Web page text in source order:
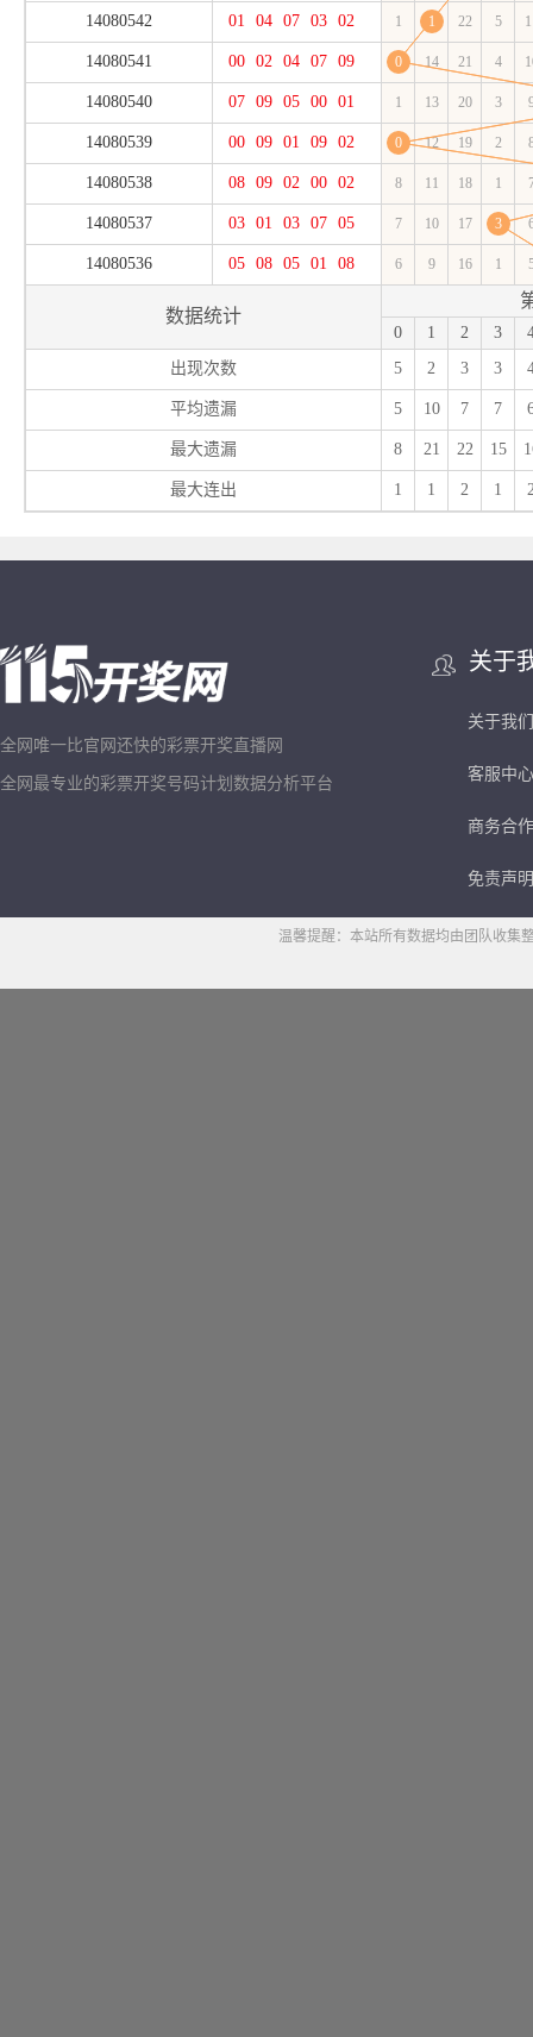
14080542 01 04 07 03 02 1 1 22 5
14080541 00 02 04 07 09 0 14 21 4
14080540 07 09 05 00 01 1 13 20 3
14080539 00 09 01 09 02 0 12 19 2
14080538 08 09 02 00 02 8 11 18 1
14080537 03 01 03 07 05 7 10 17 3
14080536 05 08 05 01 08 6 9 16 1
数据统计
0 1 2 3
出现次数
5 2 3 3
平均遗漏 5 10 7 7
最大遗漏 8 21 22 15
最大连出 1 1 2 1
全网唯一比官网还快的彩票开奖直播网
全网最专业的彩票开奖号码计划数据分析平台
关于
关于我们
客服中心
商务合作
免责声明
温馨提醒：本站所有数据均由团队收集